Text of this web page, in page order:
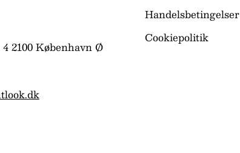
2100 København Ø
Handelsbetingelser
Cookiepolitik